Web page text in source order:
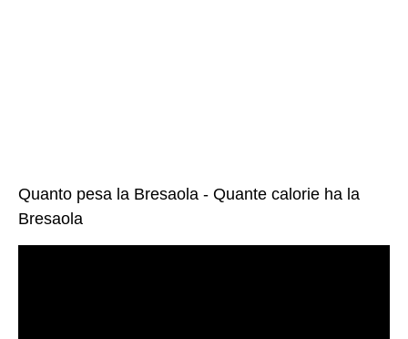
Quanto pesa la Bresaola - Quante calorie ha la
Bresaola